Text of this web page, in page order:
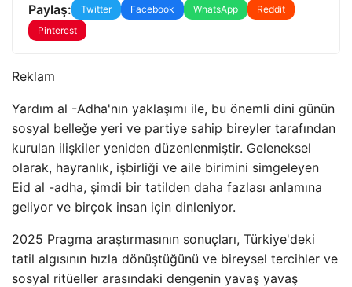
Paylaş: Twitter Facebook WhatsApp
Reddit
Pinterest
Reklam
Yardım al -Adha'nın yaklaşımı ile, bu önemli dini günün
sosyal belleğe yeri ve partiye sahip bireyler tarafından
kurulan ilişkiler yeniden düzenlenmiştir. Geleneksel
olarak, hayranlık, işbirliği ve aile birimini simgeleyen
Eid al -adha, şimdi bir tatilden daha fazlası anlamına
geliyor ve birçok insan için dinleniyor.
2025 Pragma araştırmasının sonuçları, Türkiye'deki
tatil algısının hızla dönüştüğünü ve bireysel tercihler ve
sosyal ritüeller arasındaki dengenin yavaş yavaş